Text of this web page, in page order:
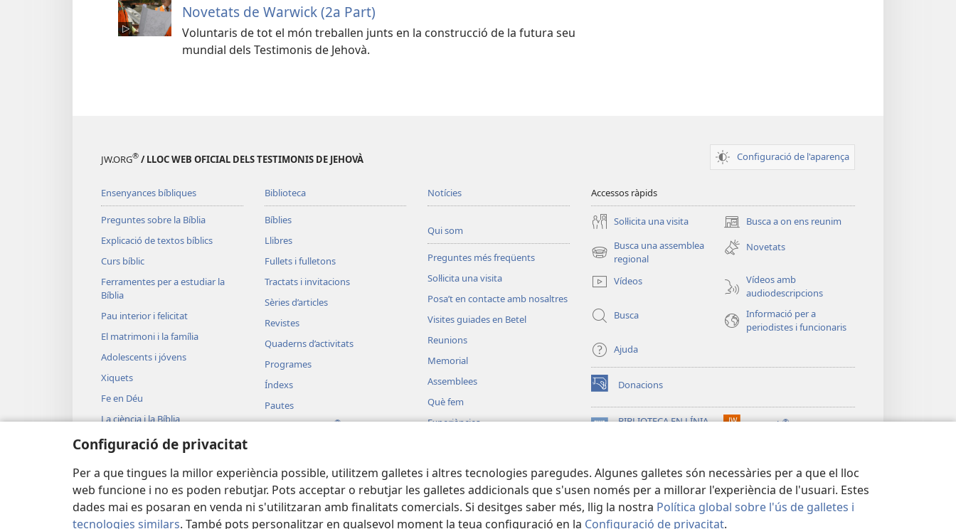
Configuració de privacitat
Per a que tingues la millor experiència possible, utilitzem galletes i altres tecnologies paregudes. Algunes galletes són necessàries per a que el lloc
web funcione i no es poden rebutjar. Pots acceptar o rebutjar les galletes addicionals que s'usen només per a millorar l'experiència de l'usuari. Estes
dades mai es posaran en venda ni s'utilitzaran amb finalitats comercials. Si desitges saber més, llig la nostra Política global sobre l'ús de galletes i
tecnologies similars. També pots personalitzar en qualsevol moment la teua configuració en la Configuració de privacitat.
Novetats de Warwick (2a Part)
Voluntaris de tot el món treballen junts en la construcció de la futura seu
mundial dels Testimonis de Jehovà.
JW.ORG® / LLOC WEB OFICIAL DELS TESTIMONIS DE JEHOVÀ Configuració de l'aparença
Ensenyances bíbliques
Preguntes sobre la Bíblia
Explicació de textos bíblics
Curs bíblic
Ferramentes per a estudiar la
Bíblia
Pau interior i felicitat
El matrimoni i la família
Adolescents i jóvens
Xiquets
Fe en Déu
La ciència i la Bíblia
La història i la Bíblia
Biblioteca
Bíblies
Llibres
Fullets i fulletons
Tractats i invitacions
Sèries d’articles
Revistes
Quaderns d’activitats
Programes
Índexs
Pautes
JW Broadcasting®
Música
Notícies
Qui som
Preguntes més freqüents
Soŀlicita una visita
Posa’t en contacte amb nosaltres
Visites guiades en Betel
Reunions
Memorial
Assemblees
Què fem
Experiències
Accessos ràpids
Soŀlicita una visita Busca a on ens reunim
(obri
en
una
nova)
Busca una assemblea
regional
(obri
una
nova)
Novetats
Vídeos
Vídeos amb
audiodescripcions
Busca
Informació per a
periodistes i funcionaris
Ajuda
Donacions
(obri
en
una
BIBLIOTECA EN LÍNIA
finestra
nova)
JW Hub®
finestra
nova)